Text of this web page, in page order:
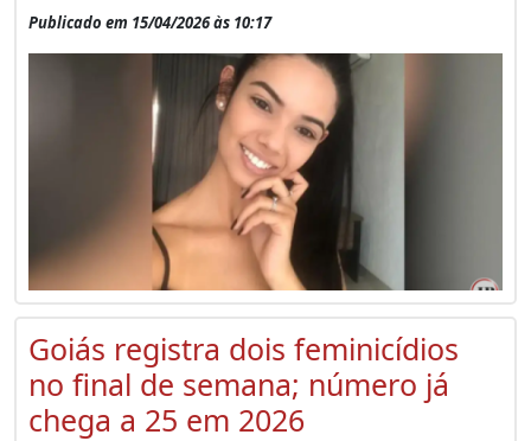
Publicado em 15/04/2026 às 10:17
Goiás registra dois feminicídios
no final de semana; número já
chega a 25 em 2026